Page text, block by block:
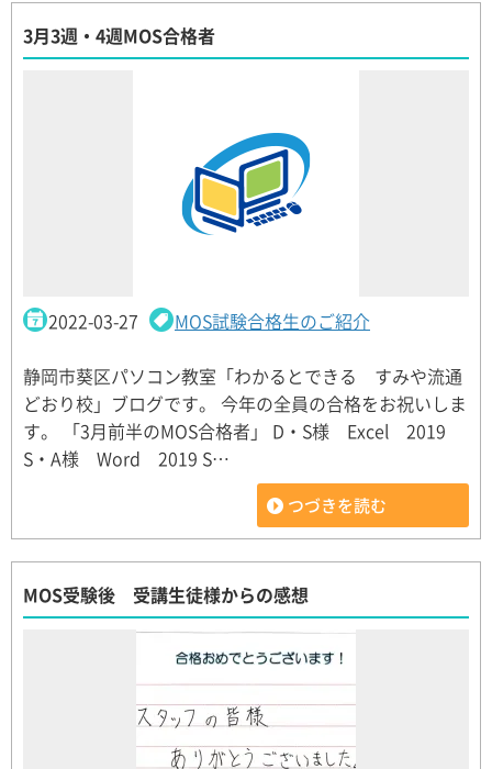
3月3週・4週MOS合格者
2022-03-27 MOS試験合格生のご紹介
静岡市葵区パソコン教室「わかるとできる すみや流通
どおり校」ブログです。 今年の全員の合格をお祝いしま
す。 「3月前半のMOS合格者」 D・S様 Excel 2019
S・A様 Word 2019 S…
つづきを読む
MOS受験後 受講生徒様からの感想